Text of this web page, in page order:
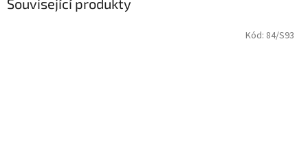
Související produkty
Kód: 84/S93